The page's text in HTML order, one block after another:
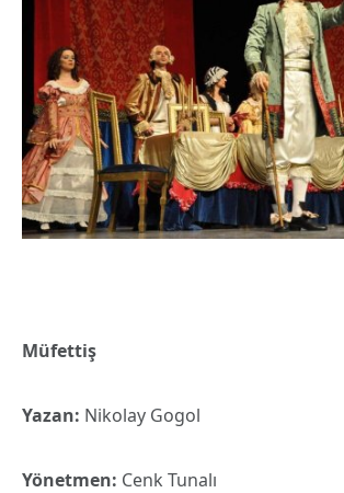
Müfettiş
Yazan: Nikolay Gogol
Yönetmen: Cenk Tunalı